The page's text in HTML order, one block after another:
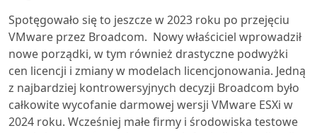
Spotęgowało się to jeszcze w 2023 roku po przejęciu
VMware przez Broadcom. Nowy właściciel wprowadził
nowe porządki, w tym również drastyczne podwyżki
cen licencji i zmiany w modelach licencjonowania. Jedną
z najbardziej kontrowersyjnych decyzji Broadcom było
całkowite wycofanie darmowej wersji VMware ESXi w
2024 roku. Wcześniej małe firmy i środowiska testowe